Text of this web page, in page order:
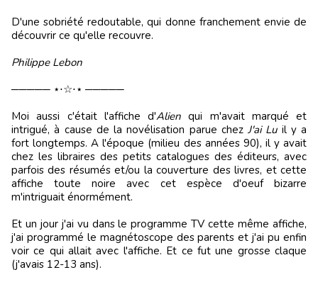
D'une sobriété redoutable, qui donne franchement envie de
découvrir ce qu'elle recouvre.
Philippe Lebon
───── ⋆⋅☆⋅⋆ ─────
Moi aussi c'était l'affiche d'Alien qui m'avait marqué et
intrigué, à cause de la novélisation parue chez J'ai Luil y a
fort longtemps. A l'époque (milieu des années 90), il y avait
chez les libraires des petits catalogues des éditeurs, avec
parfois des résumés et/ou la couverture des livres, et cette
affiche toute noire avec cet espèce d'oeuf bizarre
m'intriguait énormément.
Et un jour j'ai vu dans le programme TV cette même affiche,
j'ai programmé le magnétoscope des parents et j'ai pu enfin
voir ce qui allait avec l'affiche. Et ce fut une grosse claque
(j'avais 12-13 ans).